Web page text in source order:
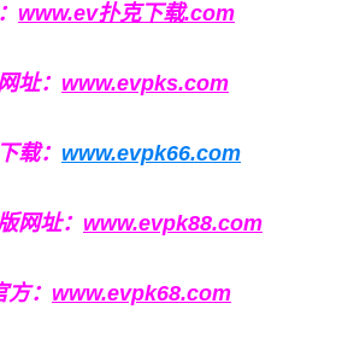
www.ev扑克下载.com
址： www.evpks.com
载： www.evpk66.com
网址： www.evpk88.com
： www.evpk68.com